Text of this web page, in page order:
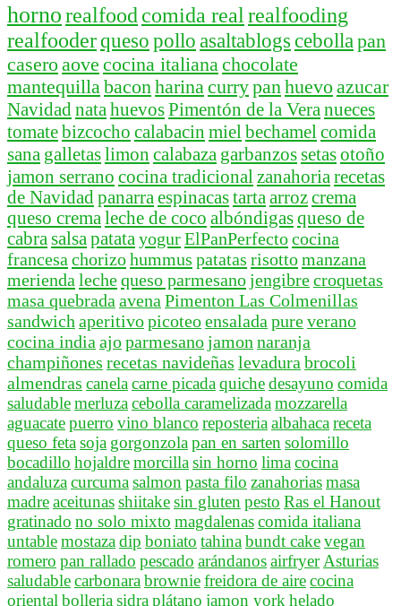
hornorealfood comida real realfooding
realfooderquesopollo asaltablogs cebolla pan
caseroaove cocina italiana chocolate
mantequilla bacon harina currypan huevoazucar
Navidad nata huevosPimentón de la Vera nueces
tomatebizcocho calabacin miel bechamel comida
sana galletaslimon calabaza garbanzossetasotoño
jamon serrano cocina tradicional zanahoria recetas
de Navidad panarra espinacastarta arrozcrema
queso crema leche de coco albóndigasqueso de
cabra salsa patata yogurElPanPerfectococina
francesa chorizohummus patatas risottomanzana
merienda lechequeso parmesanojengibrecroquetas
masa quebrada avena Pimenton Las Colmenillas
sandwich aperitivopicoteoensalada pureverano
cocina india ajoparmesanojamon naranja
champiñones recetas navideñas levadura brocoli
almendras canela carne picada quichedesayuno comida
saludablemerluza cebolla caramelizada mozzarella
aguacatepuerro vino blanco reposteria albahaca receta
queso feta soja gorgonzola pan en sarten solomillo
bocadillo hojaldremorcilla sin horno lima cocina
andaluza curcuma salmon pasta filo zanahoriasmasa
madreaceitunasshiitakesin gluten pesto Ras el Hanout
gratinado no solo mixto magdalenascomida italiana
untablemostaza dip boniato tahina bundt cakevegan
romero pan rallado pescado arándanosairfryer Asturias
saludablecarbonara browniefreidora de airecocina
oriental bolleria sidra plátano jamon york helado